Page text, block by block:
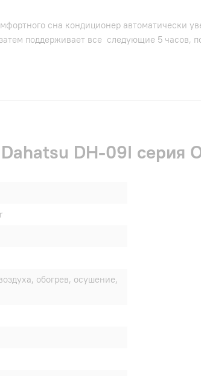
сна кондиционер автоматически
поддерживает все следующие 5 часов,
DH-09I серия
обогрев, осушение,